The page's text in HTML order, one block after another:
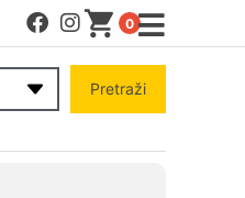
0
Pretraži
Račun